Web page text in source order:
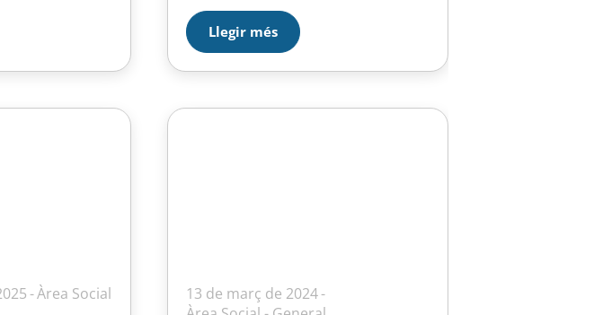
dels
magnífic regal
Horta: una
tenir lloc el passat 19 de juny i per
la qual, cadascun dels assistents,
vau donar…
Llegir més
Àrea Social
13 de març de 2024